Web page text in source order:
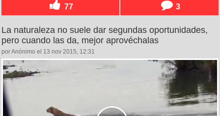
77 3
La naturaleza no suele dar segundas oportunidades,
pero cuando las da, mejor aprovéchalas
por Anónimo el 13 nov 2015, 12:31